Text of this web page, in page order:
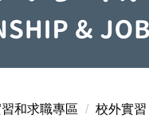
和求職專區 校外實習